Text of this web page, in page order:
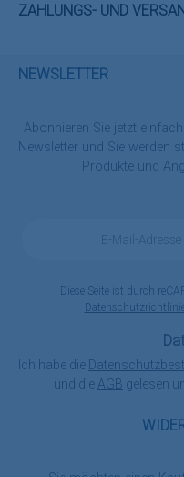
ZAHLUNGS- UND
NEWSLETTER
Abonnieren Sie jetzt
Newsletter und Sie werden
Produkte und
Diese Seite ist durch
Ich habe die
und die AGB gelesen